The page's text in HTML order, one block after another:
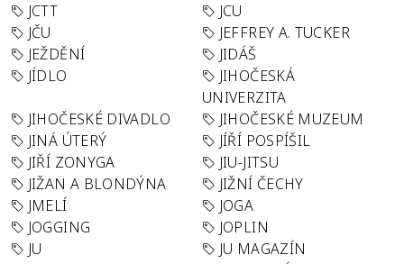
JCTT
JCU
JČU
JEFFREY A. TUCKER
JEŽDĚNÍ
JIDÁŠ
JÍDLO
JIHOČESKÁ
UNIVERZITA
JIHOČESKÉ DIVADLO
JIHOČESKÉ MUZEUM
JINÁ ÚTERÝ
JÍŘÍ POSPÍŠIL
JIŘÍ ZONYGA
JIU-JITSU
JIŽAN A BLONDÝNA
JIŽNÍ ČECHY
JMELÍ
JOGA
JOGGING
JOPLIN
JU
JU MAGAZÍN